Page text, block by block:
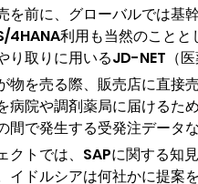
を前に、グローバルでは
4HANA利用も当然のこと
り取りに用いるJD-NET（
物を売る際、販売店に直接
病院や調剤薬局に届けるた
間で発生する受発注データ
クトでは、SAPに関する知
イドルシアは何社かに提案